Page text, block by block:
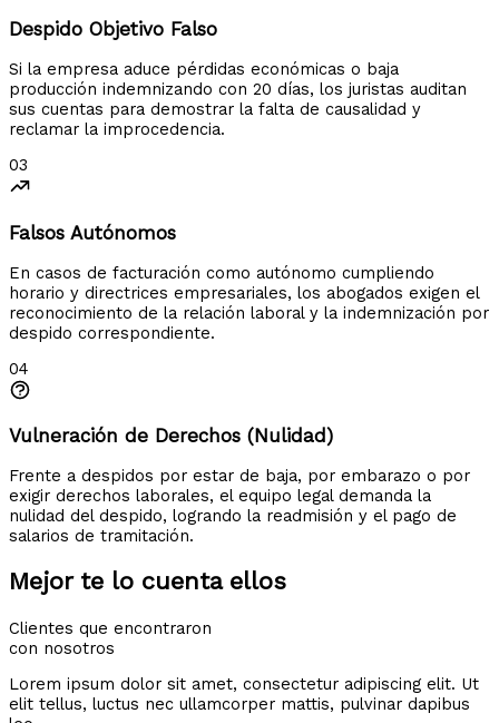
Despido Objetivo Falso
Si la empresa aduce pérdidas económicas o baja
producción indemnizando con 20 días, los juristas auditan
sus cuentas para demostrar la falta de causalidad y
reclamar la improcedencia.
03
Falsos Autónomos
En casos de facturación como autónomo cumpliendo
horario y directrices empresariales, los abogados exigen el
reconocimiento de la relación laboral y la indemnización por
despido correspondiente.
04
Vulneración de Derechos (Nulidad)
Frente a despidos por estar de baja, por embarazo o por
exigir derechos laborales, el equipo legal demanda la
nulidad del despido, logrando la readmisión y el pago de
salarios de tramitación.
Mejor te lo cuenta ellos
Clientes que encontraron
con nosotros
Lorem ipsum dolor sit amet, consectetur adipiscing elit. Ut
elit tellus, luctus nec ullamcorper mattis, pulvinar dapibus